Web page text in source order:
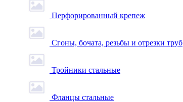
Перфорированный крепеж
Сгоны, бочата, резьбы и отрезки труб
Тройники стальные
Фланцы стальные